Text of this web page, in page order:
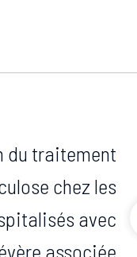
du traitement
chez les
avec
associée